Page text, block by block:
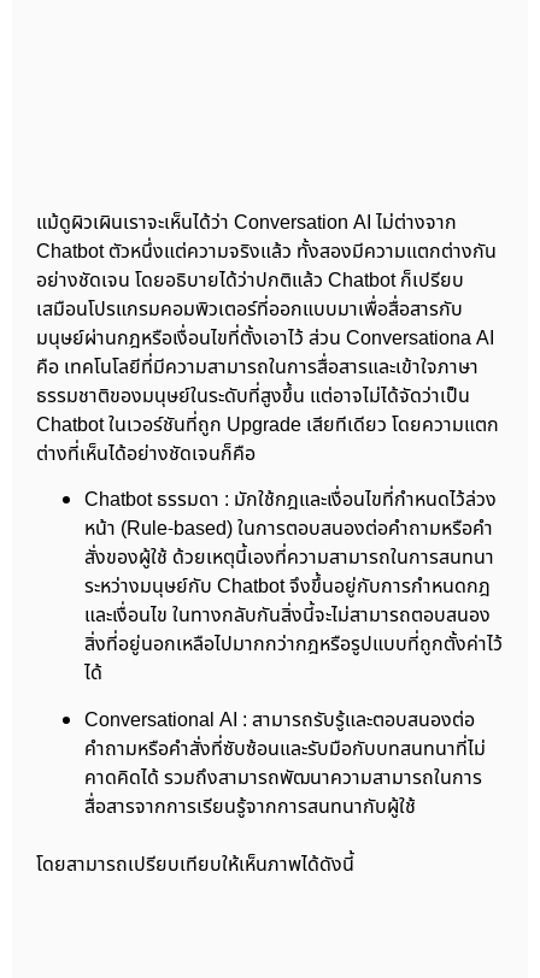
แม้ดูผิวเผินเราจะเห็นได้ว่า Conversation AI ไม่ต่างจาก
Chatbot ตัวหนึ่งแต่ความจริงแล้ว ทั้งสองมีความแตกต่างกัน
อย่างชัดเจน โดยอธิบายได้ว่าปกติแล้ว Chatbot ก็เปรียบ
เสมือนโปรแกรมคอมพิวเตอร์ที่ออกแบบมาเพื่อสื่อสารกับ
มนุษย์ผ่านกฎหรือเงื่อนไขที่ตั้งเอาไว้ ส่วน Conversationa AI
คือ เทคโนโลยีที่มีความสามารถในการสื่อสารและเข้าใจภาษา
ธรรมชาติของมนุษย์ในระดับที่สูงขึ้น แต่อาจไม่ได้จัดว่าเป็น
Chatbot ในเวอร์ชันที่ถูก Upgrade เสียทีเดียว โดยความแตก
ต่างที่เห็นได้อย่างชัดเจนก็คือ
Chatbot ธรรมดา : มักใช้กฎและเงื่อนไขที่กำหนดไว้ล่วง
หน้า (Rule-based) ในการตอบสนองต่อคำถามหรือคำ
สั่งของผู้ใช้ ด้วยเหตุนี้เองที่ความสามารถในการสนทนา
ระหว่างมนุษย์กับ Chatbot จึงขึ้นอยู่กับการกำหนดกฎ
และเงื่อนไข ในทางกลับกันสิ่งนี้จะไม่สามารถตอบสนอง
สิ่งที่อยู่นอกเหลือไปมากกว่ากฎหรือรูปแบบที่ถูกตั้งค่าไว้
ได้
Conversational AI : สามารถรับรู้และตอบสนองต่อ
คำถามหรือคำสั่งที่ซับซ้อนและรับมือกับบทสนทนาที่ไม่
คาดคิดได้ รวมถึงสามารถพัฒนาความสามารถในการ
สื่อสารจากการเรียนรู้จากการสนทนากับผู้ใช้
โดยสามารถเปรียบเทียบให้เห็นภาพได้ดังนี้